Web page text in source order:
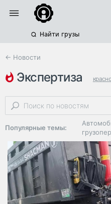
Найти грузы
← Новости
экспертиза
международные автоперевозки
Популярные темы:
логистика
ЭДО, ИТ
Дороги,